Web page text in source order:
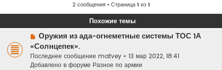
2 сообщения • Страница1 из1
Похожие темы
Н
о
о
Оружия из ада-огнеметные системы ТОС 1А
«Солнцепек».
Последнее сообщение matvey « 13 мар 2022, 18:41
Добавлено в форуме Разное по армии